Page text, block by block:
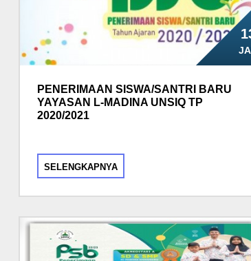
PENERIMAAN SISWA/SANTRI BARU
YAYASAN L-MADINA UNSIQ TP
2020/2021
SELENGKAPNYA